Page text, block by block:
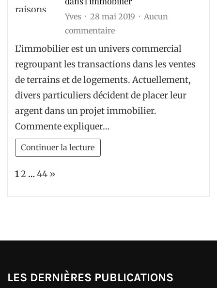
Yves 28 mai 2019
Aucun
commentairesur
excellentes
d’investir
dans
l’immobilier
L’immobilier est un univers commercial
regroupant les transactions dans les ventes
de terrains et de logements. Actuellement,
divers particuliers décident de placer leur
argent dans un projet immobilier.
Commente expliquer…
Continuer la lecture
Page:
12 … 44 Next
»
LES DERNIÈRES PUBLICATIONS